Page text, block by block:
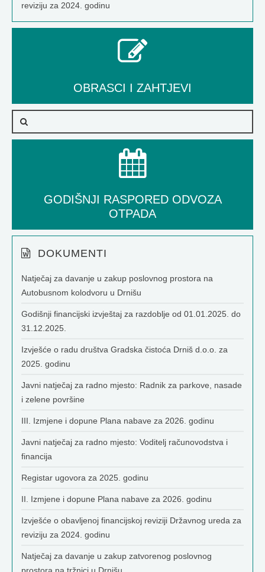
reviziju za 2024. godinu
OBRASCI I ZAHTJEVI
GODIŠNJI RASPORED ODVOZA
OTPADA
DOKUMENTI
Natječaj za davanje u zakup poslovnog prostora na
Autobusnom kolodvoru u Drnišu
Godišnji financijski izvještaj za razdoblje od 01.01.2025. do
31.12.2025.
Izvješće o radu društva Gradska čistoća Drniš d.o.o. za
2025. godinu
Javni natječaj za radno mjesto: Radnik za parkove, nasade
i zelene površine
III. Izmjene i dopune Plana nabave za 2026. godinu
Javni natječaj za radno mjesto: Voditelj računovodstva i
financija
Registar ugovora za 2025. godinu
II. Izmjene i dopune Plana nabave za 2026. godinu
Izvješće o obavljenoj financijskoj reviziji Državnog ureda za
reviziju za 2024. godinu
Natječaj za davanje u zakup zatvorenog poslovnog